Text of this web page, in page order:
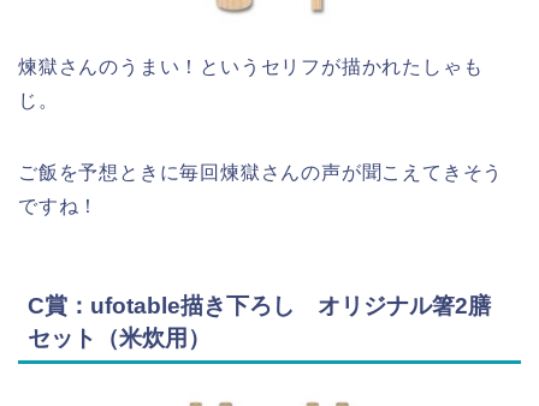
煉獄さんのうまい！というセリフが描かれたしゃも
じ。
ご飯を予想ときに毎回煉獄さんの声が聞こえてきそう
ですね！
C賞：ufotable描き下ろし オリジナル箸2膳
セット（米炊用）